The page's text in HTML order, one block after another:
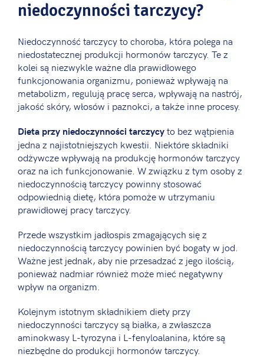
niedoczynności tarczycy?
Niedoczynność tarczycy to choroba, która polega na
niedostatecznej produkcji hormonów tarczycy. Te z
kolei są niezwykle ważne dla prawidłowego
funkcjonowania organizmu, ponieważ wpływają na
metabolizm, regulują pracę serca, wpływają na nastrój,
jakość skóry, włosów i paznokci, a także inne procesy.
Dieta przy niedoczynności tarczycyto bez wątpienia
jedna z najistotniejszych kwestii. Niektóre składniki
odżywcze wpływają na produkcję hormonów tarczycy
oraz na ich funkcjonowanie. W związku z tym osoby z
niedoczynnością tarczycy powinny stosować
odpowiednią dietę, która pomoże w utrzymaniu
prawidłowej pracy tarczycy.
Przede wszystkim jadłospis zmagających się z
niedoczynnością tarczycy powinien być bogaty w jod.
Ważne jest jednak, aby nie przesadzać z jego ilością,
ponieważ nadmiar również może mieć negatywny
wpływ na organizm.
Kolejnym istotnym składnikiem diety przy
niedoczynności tarczycy są białka, a zwłaszcza
aminokwasy L-tyrozyna i L-fenyloalanina, które są
niezbędne do produkcji hormonów tarczycy.